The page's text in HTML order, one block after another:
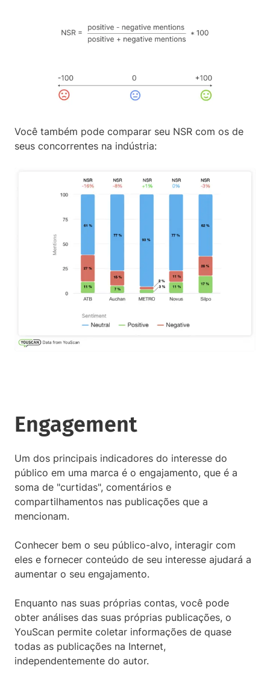
Você também pode comparar seu NSR com os de
seus concorrentes na indústria:
Engagement
Um dos principais indicadores do interesse do
público em uma marca é o engajamento, que é a
soma de "curtidas", comentários e
compartilhamentos nas publicações que a
mencionam.
Conhecer bem o seu público-alvo, interagir com
eles e fornecer conteúdo de seu interesse ajudará a
aumentar o seu engajamento.
Enquanto nas suas próprias contas, você pode
obter análises das suas próprias publicações, o
YouScan permite coletar informações de quase
todas as publicações na Internet,
independentemente do autor.